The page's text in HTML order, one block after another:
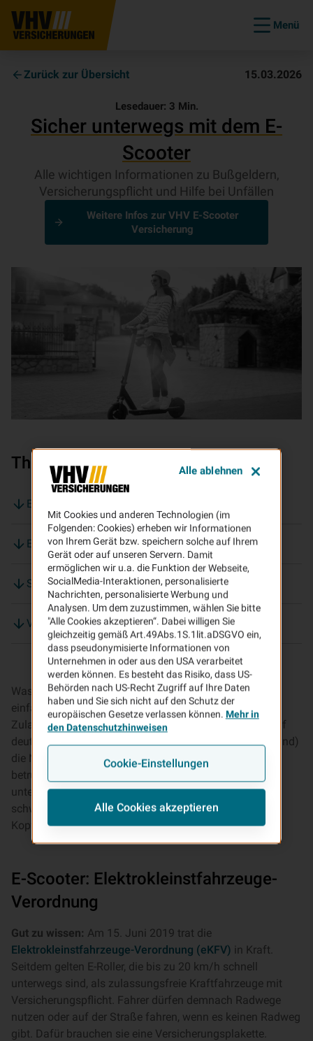
Menü
Zurück zur Übersicht 15.03.2026
Lesedauer: 3 Min.
Sicher unterwegs mit dem E-
Scooter
Alle wichtigen Informationen zu Bußgeldern,
Versicherungspflicht und Hilfe bei Unfällen
Weitere Infos zur VHV E-Scooter
Versicherung
Themen auf dieser Seite:
E-Scooter: Elektrokleinstfahrzeuge-Verordnung
E-Scooter: Bußgelder
So müssen Sie einen E-Scooter versichern
Vorgehen nach einem E-Scooter-Unfall
Was sind sie denn nun? Die Mobilität der Zukunft oder
einfach nur ein großes Ärgernis? Schon kurz nach der
Zulassung der sogenannten Elektrokleinstfahrzeuge auf
deutschen Straßen häuften sich (nicht nur in Deutschland)
die Negativ-Schlagzeilen zu E-Scootern. Viele fahren
betrunken, zu zweit oder sind illegal auf Gehwegen
unterwegs. In einigen Großstädten kam es bereits zu
schweren Unfällen mit Knochenbrüchen und
Kopfverletzungen.
E-Scooter: Elektrokleinstfahrzeuge-
Verordnung
Gut zu wissen: Am 15. Juni 2019 trat die
Elektrokleinstfahrzeuge-Verordnung (eKFV) in Kraft.
Seitdem gelten E-Roller, die bis zu 20 km/h schnell
unterwegs sind, als zulassungsfreie Kraftfahrzeuge mit
Versicherungspflicht. Fahrer dürfen demnach Radwege
nutzen oder auf der Straße fahren, wenn es keinen Radweg
gibt. Dafür brauchen sie eine Versicherungsplakette.
Mit Cookies und anderen Technologien (im
Folgenden: Cookies) erheben wir Informationen
von Ihrem Gerät bzw. speichern solche auf Ihrem
Gerät oder auf unseren Servern. Damit
ermöglichen wir u.a. die Funktion der Webseite,
SocialMedia-Interaktionen, personalisierte
Nachrichten, personalisierte Werbung und
Analysen. Um dem zuzustimmen, wählen Sie bitte
"Alle Cookies akzeptieren“. Dabei willigen Sie
gleichzeitig gemäß Art.49Abs.1S.1lit.aDSGVO ein,
dass pseudonymisierte Informationen von
Unternehmen in oder aus den USA verarbeitet
werden können. Es besteht das Risiko, dass US-
Behörden nach US-Recht Zugriff auf Ihre Daten
haben und Sie sich nicht auf den Schutz der
europäischen Gesetze verlassen können. Mehr in
den Datenschutzhinweisen
Cookie-Einstellungen
Alle Cookies akzeptieren
Alle ablehnen